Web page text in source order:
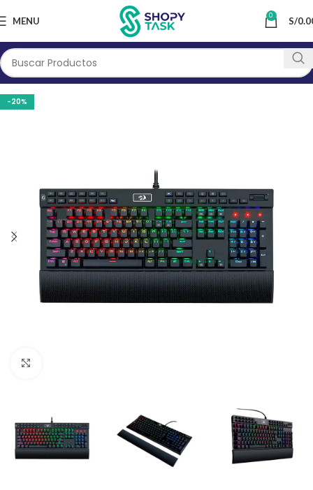
MENU 0 S/
-20%